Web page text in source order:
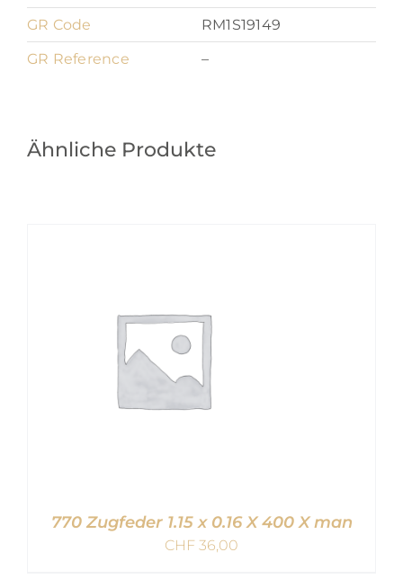
GR Code
RM1S19149
GR Reference
–
Ähnliche Produkte
770 Zugfeder 1.15 x 0.16 X 400 X man
CHF 36,00